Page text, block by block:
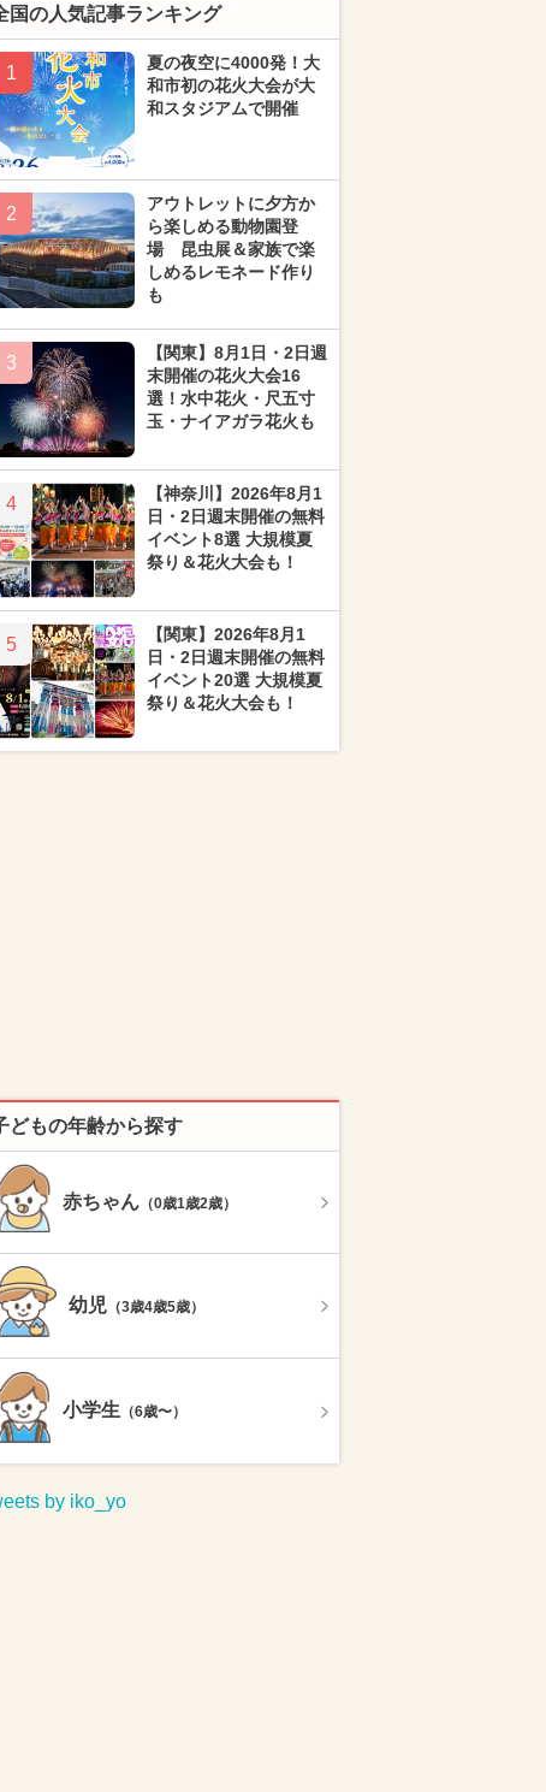
国の人気記事ランキング
1
夏の夜空に4000発！大
和市初の花火大会が大
和スタジアムで開催
2
アウトレットに夕方か
ら楽しめる動物園登
場 昆虫展＆家族で楽
しめるレモネード作り
も
3
【関東】8月1日・2日週
末開催の花火大会16
選！水中花火・尺五寸
玉・ナイアガラ花火も
4
【神奈川】2026年8月1
日・2日週末開催の無料
イベント8選 大規模夏
祭り＆花火大会も！
5
【関東】2026年8月1
日・2日週末開催の無料
イベント20選 大規模夏
祭り＆花火大会も！
どもの年齢から探す
赤ちゃん （0歳1歳2歳）
幼児 （3歳4歳5歳）
小学生 （6歳〜）
by iko_yo